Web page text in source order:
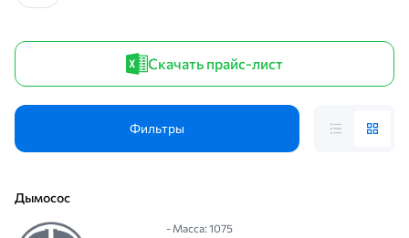
Скачать прайс-лист
Фильтры
Дымосос
- Масса: 1075